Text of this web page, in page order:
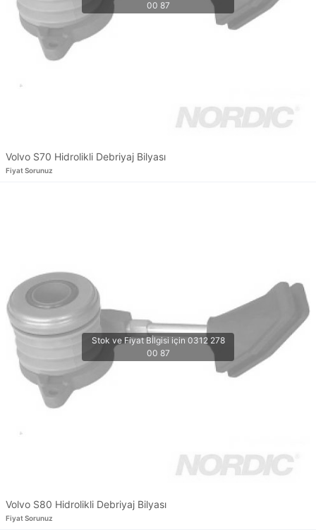
Volvo S70 Hidrolikli Debriyaj Bilyası
Fiyat Sorunuz
Volvo S80 Hidrolikli Debriyaj Bilyası
Fiyat Sorunuz